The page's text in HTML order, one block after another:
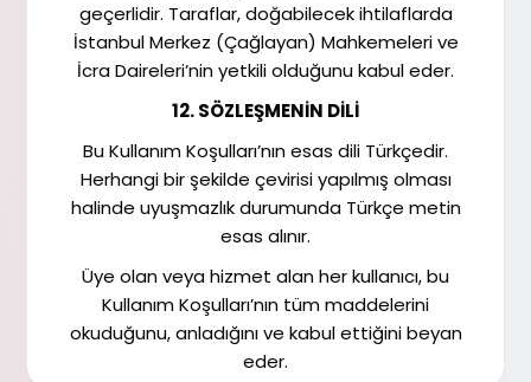
geçerlidir. Taraflar, doğabilecek ihtilaflarda
İstanbul Merkez (Çağlayan) Mahkemeleri ve
İcra Daireleri’nin yetkili olduğunu kabul eder.
12. SÖZLEŞMENİN DİLİ
Bu Kullanım Koşulları’nın esas dili Türkçedir.
Herhangi bir şekilde çevirisi yapılmış olması
halinde uyuşmazlık durumunda Türkçe metin
esas alınır.
Üye olan veya hizmet alan her kullanıcı, bu
Kullanım Koşulları’nın tüm maddelerini
okuduğunu, anladığını ve kabul ettiğini beyan
eder.